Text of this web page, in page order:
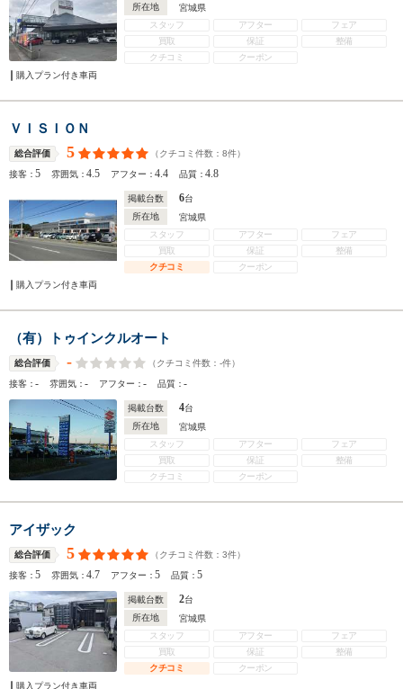
所在地
宮城県
スタッフ
アフター
フェア
買取
保証
整備
クチコミ
クーポン
購入プラン付き車両
ＶＩＳＩＯＮ
総合評価 5 （クチコミ件数： 8件）
接客：5 雰囲気：4.5 アフター：4.4 品質：4.8
掲載台数 6台
所在地
宮城県
スタッフ
アフター
フェア
買取
保証
整備
クチコミ
クーポン
購入プラン付き車両
（有）トゥインクルオート
総合評価 - （クチコミ件数： -件）
接客：- 雰囲気：- アフター：- 品質：-
掲載台数 4台
所在地
宮城県
スタッフ
アフター
フェア
買取
保証
整備
クチコミ
クーポン
アイザック
総合評価 5 （クチコミ件数： 3件）
接客：5 雰囲気：4.7 アフター：5 品質：5
掲載台数 2台
所在地
宮城県
スタッフ
アフター
フェア
買取
保証
整備
クチコミ
クーポン
購入プラン付き車両